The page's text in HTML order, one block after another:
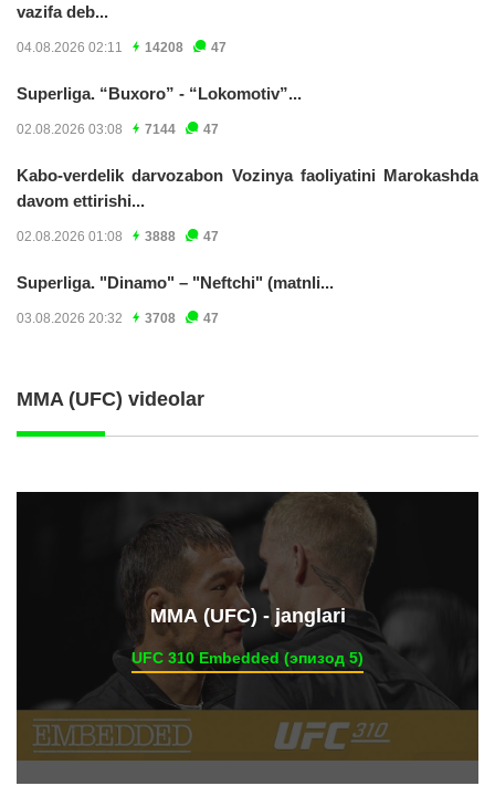
vazifa deb...
04.08.2026 02:11 14208 47
Superliga. “Buxoro” - “Lokomotiv”...
02.08.2026 03:08 7144 47
Kabo-verdelik darvozabon Vozinya faoliyatini Marokashda
davom ettirishi...
02.08.2026 01:08 3888 47
Superliga. "Dinamo" – "Neftchi" (matnli...
03.08.2026 20:32 3708 47
MMA (UFC) videolar
ММА (UFC) - janglari
UFC 310 Embedded (эпизод 5)